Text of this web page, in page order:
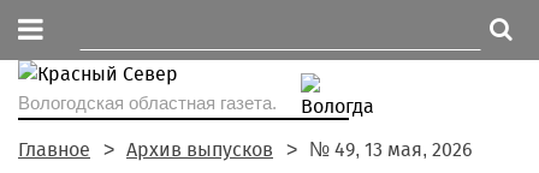
Вологодская областная газета.
Главное Архив выпусков № 49, 13 мая, 2026